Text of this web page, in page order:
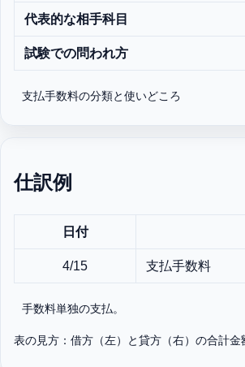
支払手数料の分類と使いどころ
代表的な相手科目
試験での問われ方
仕訳例
手数料単独の支払。
日付
4/15 支払手数料
表の見方：借方（左）と貸方（右）の合計